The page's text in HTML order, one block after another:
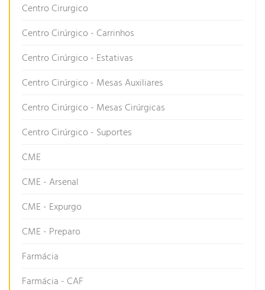
Centro Cirurgico
Centro Cirúrgico - Carrinhos
Centro Cirúrgico - Estativas
Centro Cirúrgico - Mesas Auxiliares
Centro Cirúrgico - Mesas Cirúrgicas
Centro Cirúrgico - Suportes
CME
CME - Arsenal
CME - Expurgo
CME - Preparo
Farmácia
Farmácia - CAF